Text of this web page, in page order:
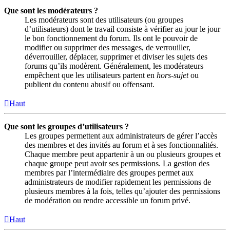
Que sont les modérateurs ?
Les modérateurs sont des utilisateurs (ou groupes
d’utilisateurs) dont le travail consiste à vérifier au jour le jour
le bon fonctionnement du forum. Ils ont le pouvoir de
modifier ou supprimer des messages, de verrouiller,
déverrouiller, déplacer, supprimer et diviser les sujets des
forums qu’ils modèrent. Généralement, les modérateurs
empêchent que les utilisateurs partent en hors-sujetou
publient du contenu abusif ou offensant.
Haut
Que sont les groupes d’utilisateurs ?
Les groupes permettent aux administrateurs de gérer l’accès
des membres et des invités au forum et à ses fonctionnalités.
Chaque membre peut appartenir à un ou plusieurs groupes et
chaque groupe peut avoir ses permissions. La gestion des
membres par l’intermédiaire des groupes permet aux
administrateurs de modifier rapidement les permissions de
plusieurs membres à la fois, telles qu’ajouter des permissions
de modération ou rendre accessible un forum privé.
Haut